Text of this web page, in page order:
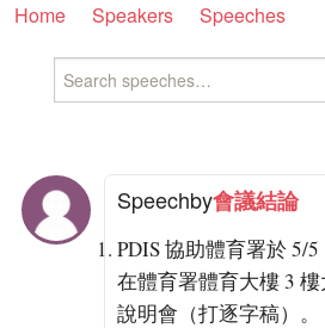
Home Speakers Speeches
Speechby會議結論
PDIS 協助體育署於 5/
在體育署體育大樓 3
說明會（打逐字稿）。